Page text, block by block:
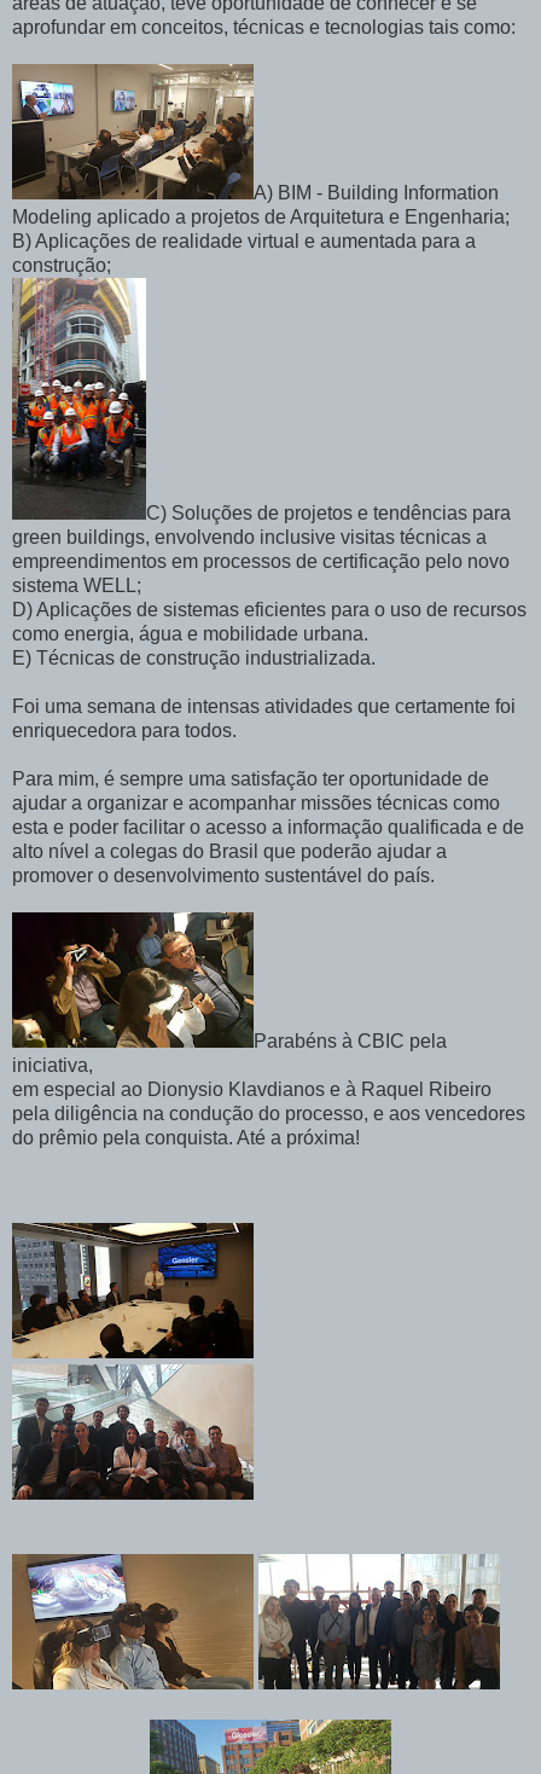
aprofundar em conceitos, técnicas e tecnologias tais como:
A) BIM - Building Information
Modeling aplicado a projetos de Arquitetura e Engenharia;
B) Aplicações de realidade virtual e aumentada para a
construção;
C) Soluções de projetos e tendências para
green buildings, envolvendo inclusive visitas técnicas a
empreendimentos em processos de certificação pelo novo
sistema WELL;
D) Aplicações de sistemas eficientes para o uso de recursos
como energia, água e mobilidade urbana.
E) Técnicas de construção industrializada.
Foi uma semana de intensas atividades que certamente foi
enriquecedora para todos.
Para mim, é sempre uma satisfação ter oportunidade de
ajudar a organizar e acompanhar missões técnicas como
esta e poder facilitar o acesso a informação qualificada e de
alto nível a colegas do Brasil que poderão ajudar a
promover o desenvolvimento sustentável do país.
Parabéns à CBIC pela
iniciativa,
em especial ao Dionysio Klavdianos e à Raquel Ribeiro
pela diligência na condução do processo, e aos vencedores
do prêmio pela conquista. Até a próxima!